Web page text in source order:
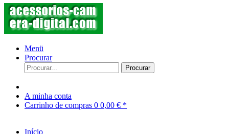
Menü
Procurar
Procurar
A minha conta
Carrinho de compras 0 0,00 € *
Início